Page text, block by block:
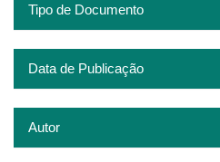
Tipo de Documento
Data de Publicação
Autor